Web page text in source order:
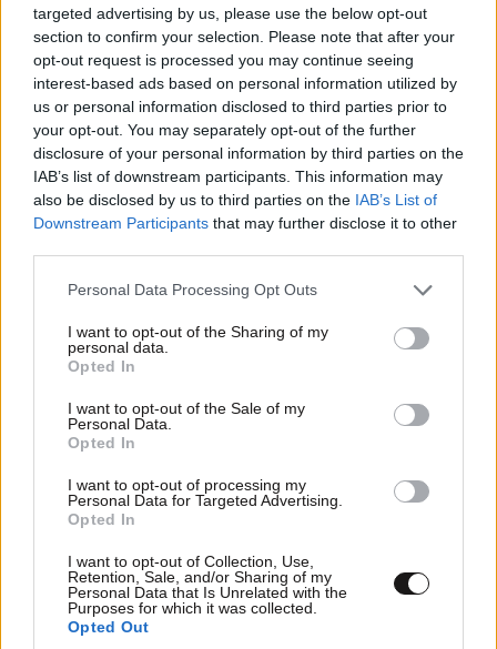
targeted advertising by us, please use the below opt-out
section to confirm your selection. Please note that after your
opt-out request is processed you may continue seeing
interest-based ads based on personal information utilized by
us or personal information disclosed to third parties prior to
your opt-out. You may separately opt-out of the further
disclosure of your personal information by third parties on the
IAB’s list of downstream participants. This information may
also be disclosed by us to third parties on the IAB’s List of
Downstream Participants that may further disclose it to other
Please note that this website/app uses one or more Google
not limited to your visit or usage behaviour. You may click to
grant or deny consent to Google and its third-party tags to
use your data for below specified purposes in below Google
consent section.
Personal Data Processing Opt Outs
I want to opt-out of the Sharing of my
personal data.
Opted In
I want to opt-out of the Sale of my
Personal Data.
Opted In
I want to opt-out of processing my
Personal Data for Targeted Advertising.
Opted In
I want to opt-out of Collection, Use,
Retention, Sale, and/or Sharing of my
Personal Data that Is Unrelated with the
Purposes for which it was collected.
Opted Out
Η σιωπηλή κατάρρευση των γυναικών – Τι
αποκαλύπτει η Dr. Καλαϊτζή